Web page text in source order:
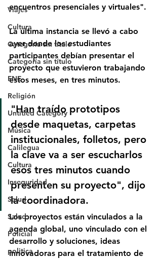
Viajes
Cultura
Categoría sin título
Categoría sin título
FNE
Religión
Untitled Category
Música
Calilegua
Cultura
Inseguridad
Salud
Salud
Policial
politica
encuentros presenciales y virtuales".
La ultima instancia se llevó a cabo
ayer donde los estudiantes
participantes debían presentar el
proyecto que estuvieron trabajando
estos meses, en tres minutos.
"Han traído prototipos
desde maquetas, carpetas
institucionales, folletos, pero
la clave va a ser escucharlos
esos tres minutos cuando
presenten su proyecto", dijo
la coordinadora.
Los proyectos están vinculados a la
agenda global, uno vinculado con el
desarrollo y soluciones, ideas
innovadoras para el tratamiento de